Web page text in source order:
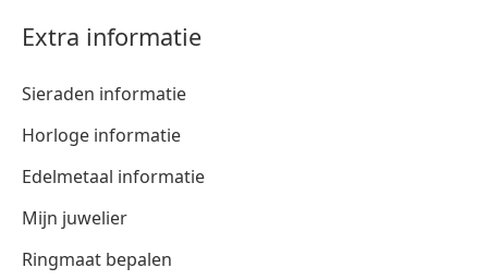
Extra informatie
Sieraden informatie
Horloge informatie
Edelmetaal informatie
Mijn juwelier
Ringmaat bepalen